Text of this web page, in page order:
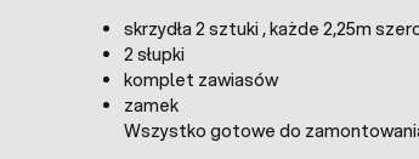
skrzydła 2 sztuki , każde 2,25m
2 słupki
komplet zawiasów
zamek
Wszystko gotowe do